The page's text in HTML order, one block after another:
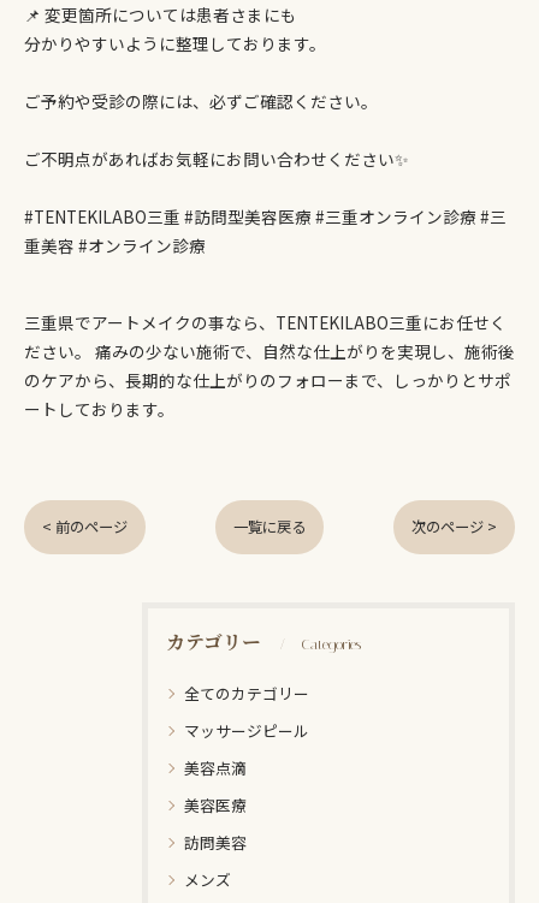
📌 変更箇所については患者さまにも
分かりやすいように整理しております。
ご予約や受診の際には、必ずご確認ください。
ご不明点があればお気軽にお問い合わせください✨
#TENTEKILABO三重 #訪問型美容医療 #三重オンライン診療 #三
重美容 #オンライン診療
三重県でアートメイクの事なら、TENTEKILABO三重にお任せく
ださい。 痛みの少ない施術で、自然な仕上がりを実現し、施術後
のケアから、長期的な仕上がりのフォローまで、しっかりとサポ
ートしております。
< 前のページ 一覧に戻る 次のページ >
カテゴリー Categories
全てのカテゴリー
マッサージピール
美容点滴
美容医療
訪問美容
メンズ